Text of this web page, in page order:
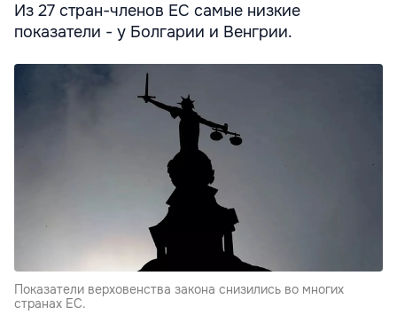
Из 27 стран-членов ЕС самые низкие
показатели - у Болгарии и Венгрии.
Показатели верховенства закона снизились во многих
странах ЕС.